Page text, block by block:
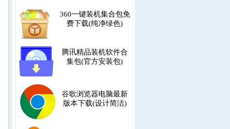
360一键装机集合包免
费下载(纯净绿色)
腾讯精品装机软件合
集包(官方安装包)
谷歌浏览器电脑最新
版本下载(设计简洁)